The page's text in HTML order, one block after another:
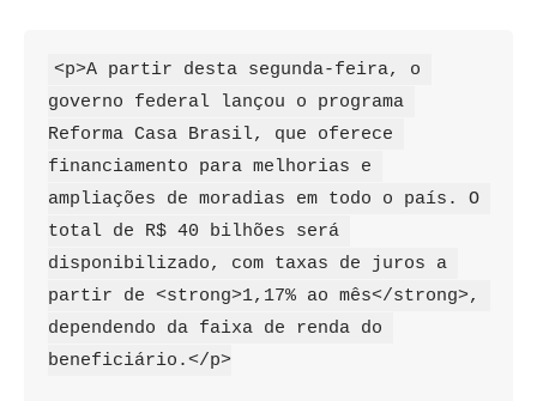
<p>A partir desta segunda-feira, o
governo federal lançou o programa
Reforma Casa Brasil, que oferece
financiamento para melhorias e
ampliações de moradias em todo o país. O
total de R$ 40 bilhões será
disponibilizado, com taxas de juros a
partir de <strong>1,17% ao mês</strong>,
dependendo da faixa de renda do
beneficiário.</p>